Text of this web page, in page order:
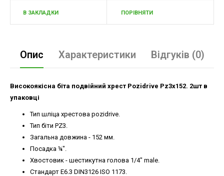
В ЗАКЛАДКИ ПОРІВНЯТИ
Опис Характеристики Відгуків (0)
Високоякісна біта подвійний хрест Pozidrive Pz3x152. 2шт в
упаковці
Тип шліца хрестова pozidrive.
Тип біти PZ3.
Загальна довжина - 152 мм.
Посадка ¼".
Хвостовик - шестикутна голова 1/4" male.
Стандарт E6.3 DIN3126 ISO 1173.